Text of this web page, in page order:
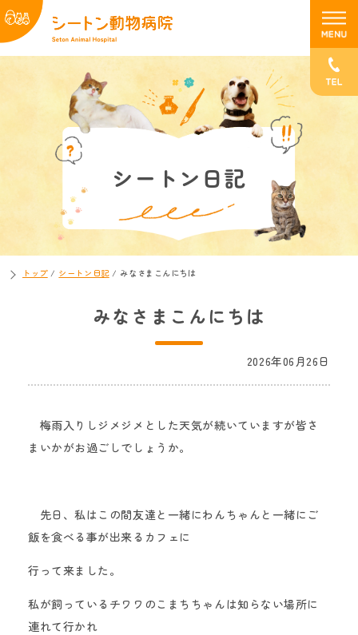
シートン日記
トップ/ シートン日記/ みなさまこんにちは
みなさまこんにちは
2026年06月26日
梅雨入りしジメジメとした天気が続いていますが皆さ
まいかがお過ごしでしょうか。
先日、私はこの間友達と一緒にわんちゃんと一緒にご
飯を食べる事が出来るカフェに
行って来ました。
私が飼っているチワワのこまちちゃんは知らない場所に
連れて行かれ